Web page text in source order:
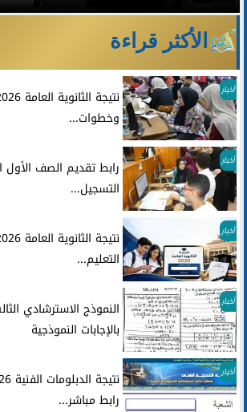
الأكثر قراءة
أخبار
وخطوات...
أخبار
التسجيل...
أخبار
التعليم...
أخبار
بالإجابات النموذجية
أخبار
رابط مباشر...